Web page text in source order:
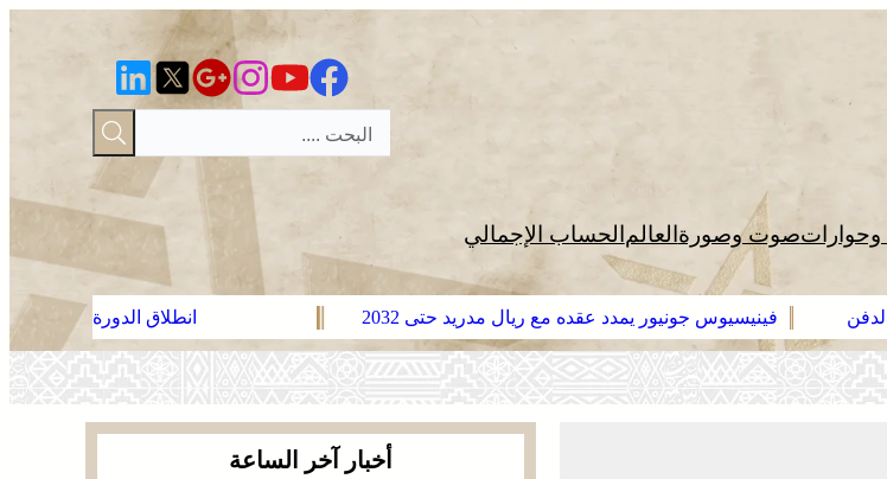
وحواراتصوت وصورة العالم الحساب الإجمالي
يمدد عقده مع ريال مدريد حتى 2032 انطلاق الدورة الأولى من مهرجان السعيدية
أخبار آخر الساعة
يقظة أمنية وتنظيم محكم يواكبان افتتاح مهرجان
الزربية الوراينية بتاهلة .. جهود ميدانية أسهمت في
إنجاح العرس الثقافي
إيطاليا والدفن بالمغرب